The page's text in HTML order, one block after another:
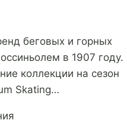
беговых и горных
в 1907 году.
коллекции на сезон
Skating…